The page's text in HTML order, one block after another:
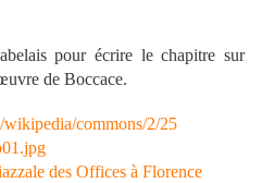
pour écrire le chapitre sur
de Boccace.
des Offices à Florence